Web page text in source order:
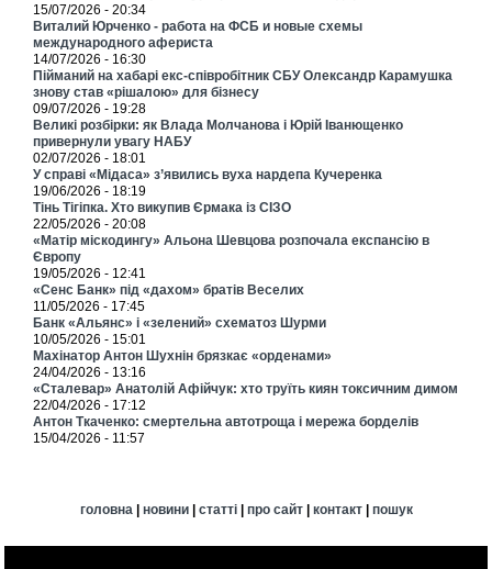
15/07/2026 - 20:34
Виталий Юрченко - работа на ФСБ и новые схемы
международного афериста
14/07/2026 - 16:30
Пійманий на хабарі екс-співробітник СБУ Олександр Карамушка
знову став «рішалою» для бізнесу
09/07/2026 - 19:28
Великі розбірки: як Влада Молчанова і Юрій Іванющенко
привернули увагу НАБУ
02/07/2026 - 18:01
У справі «Мідаса» з’явились вуха нардепа Кучеренка
19/06/2026 - 18:19
Тінь Тігіпка. Хто викупив Єрмака із СІЗО
22/05/2026 - 20:08
«Матір міскодингу» Альона Шевцова розпочала експансію в
Європу
19/05/2026 - 12:41
«Сенс Банк» під «дахом» братів Веселих
11/05/2026 - 17:45
Банк «Альянс» і «зелений» схематоз Шурми
10/05/2026 - 15:01
Махінатор Антон Шухнін брязкає «орденами»
24/04/2026 - 13:16
«Сталевар» Анатолій Афійчук: хто труїть киян токсичним димом
22/04/2026 - 17:12
Антон Ткаченко: смертельна автотроща і мережа борделів
15/04/2026 - 11:57
головна| новини| статті| про сайт| контакт| пошук